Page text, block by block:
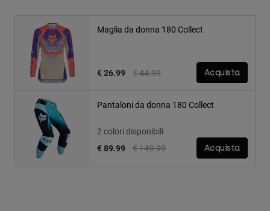
Maglia da donna 180 Collect
Price reduced from
€ 44.99to
€ 26.99 Acquista
Pantaloni da donna 180 Collect
2 colori disponibili
Price reduced from
€ 149.99to
€ 89.99 Acquista